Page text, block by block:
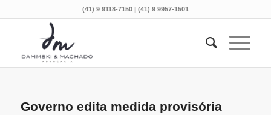
(41) 9 9118-7150 | (41) 9 9957-1501
Governo edita medida provisória